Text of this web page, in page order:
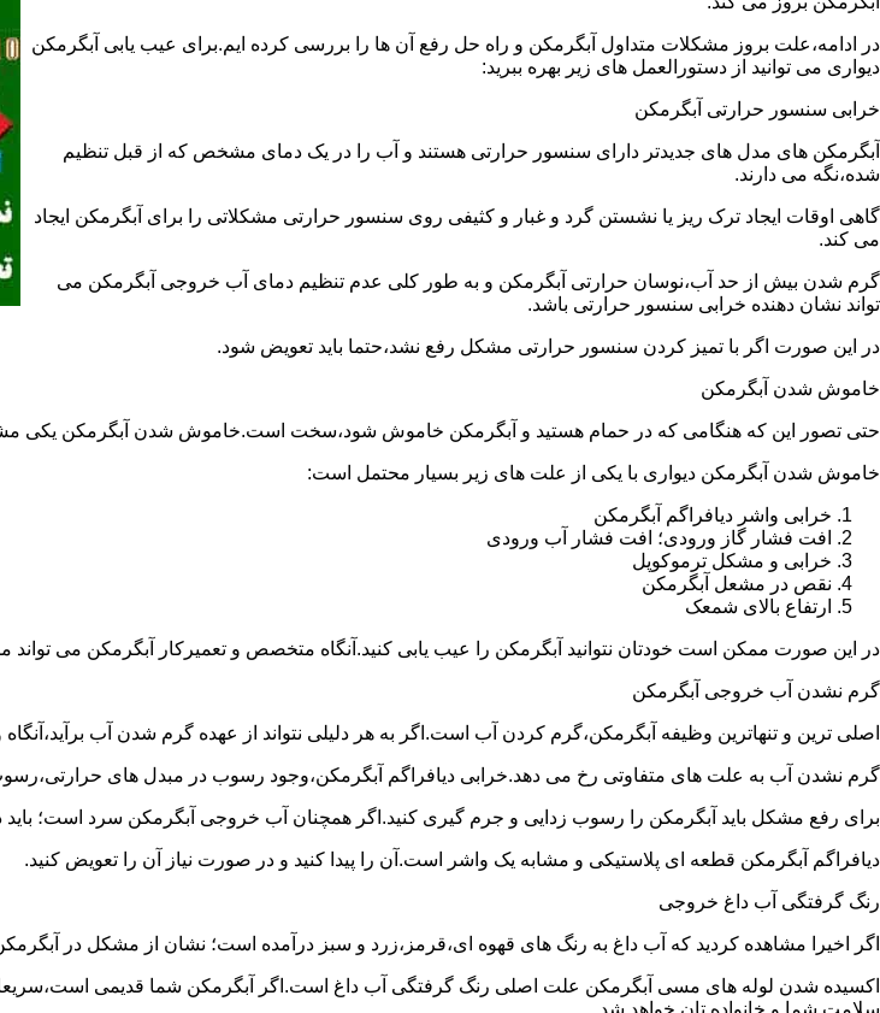
در ادامه،علت بروز مشکلات متداول آبگرمکن و راه حل رفع آن ها را بررسی کرده ایم.برای عیب یابی آبگرمکن
دیواری می توانید از دستورالعمل های زیر بهره ببرید:
خرابی سنسور حرارتی آبگرمکن
آبگرمکن های مدل های جدیدتر دارای سنسور حرارتی هستند و آب را در یک دمای مشخص که از قبل تنظیم
شده،نگه می دارند.
گاهی اوقات ایجاد ترک ریز یا نشستن گرد و غبار و کثیفی روی سنسور حرارتی مشکلاتی را برای آبگرمکن ایجاد
می کند.
گرم شدن بیش از حد آب،نوسان حرارتی آبگرمکن و به طور کلی عدم تنظیم دمای آب خروجی آبگرمکن می
تواند نشان دهنده خرابی سنسور حرارتی باشد.
در این صورت اگر با تمیز کردن سنسور حرارتی مشکل رفع نشد،حتما باید تعویض شود.
خاموش شدن آبگرمکن
حتی تصور این که هنگامی که در حمام هستید و آبگرمکن خاموش شود،سخت است.خاموش شدن آبگرمکن یکی
خاموش شدن آبگرمکن دیواری با یکی از علت های زیر بسیار محتمل است:
خرابی واشر دیافراگم آبگرمکن
افت فشار گاز ورودی؛ افت فشار آب ورودی
خرابی و مشکل ترموکوپل
نقص در مشعل آبگرمکن
ارتفاع بالای شمعک
در این صورت ممکن است خودتان نتوانید آبگرمکن را عیب یابی کنید.آنگاه متخصص و تعمیرکار آبگرمکن می
گرم نشدن آب خروجی آبگرمکن
اصلی ترین و تنهاترین وظیفه آبگرمکن،گرم کردن آب است.اگر به هر دلیلی نتواند از عهده گرم شدن آب
گرم نشدن آب به علت های متفاوتی رخ می دهد.خرابی دیافراگم آبگرمکن،وجود رسوب در مبدل های
برای رفع مشکل باید آبگرمکن را رسوب زدایی و جرم گیری کنید.اگر همچنان آب خروجی آبگرمکن سرد است؛ باید
دیافراگم آبگرمکن قطعه ای پلاستیکی و مشابه یک واشر است.آن را پیدا کنید و در صورت نیاز آن را تعویض کنید.
رنگ گرفتگی آب داغ خروجی
اگر اخیرا مشاهده کردید که آب داغ به رنگ های قهوه ای،قرمز،زرد و سبز درآمده است؛ نشان از مشکل در
اکسیده شدن لوله های مسی آبگرمکن علت اصلی رنگ گرفتگی آب داغ است.اگر آبگرمکن شما قدیمی است،سریعا
سلامت شما و خانواده تان خواهد شد.